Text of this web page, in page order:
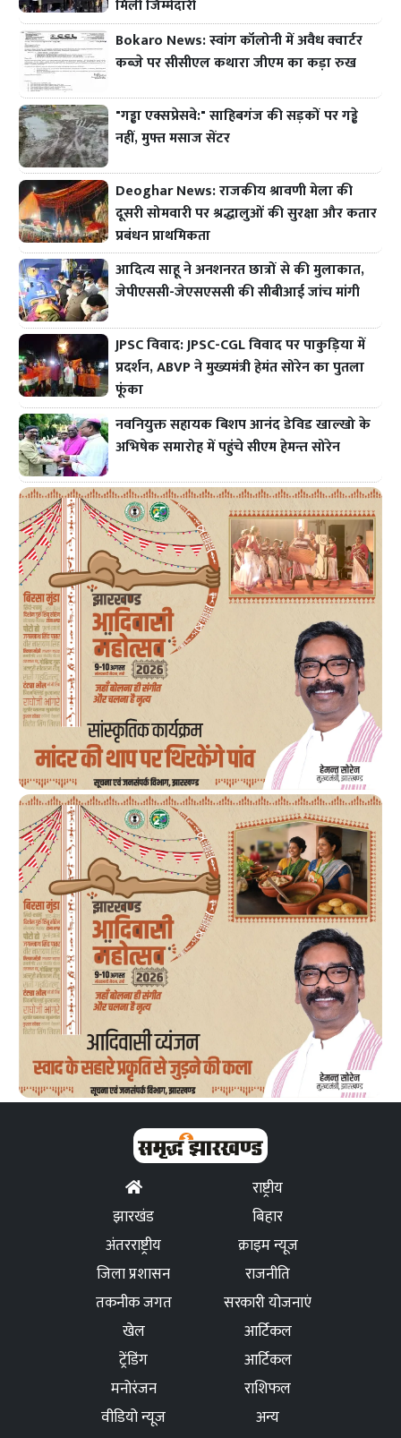
मिली जिम्मेदारी
Bokaro News: स्वांग कॉलोनी में अवैध क्वार्टर
कब्जे पर सीसीएल कथारा जीएम का कड़ा रुख
"गड्ढा एक्सप्रेसवे:" साहिबगंज की सड़कों पर गड्ढे
नहीं, मुफ्त मसाज सेंटर
Deoghar News: राजकीय श्रावणी मेला की
दूसरी सोमवारी पर श्रद्धालुओं की सुरक्षा और कतार
प्रबंधन प्राथमिकता
आदित्य साहू ने अनशनरत छात्रों से की मुलाकात,
जेपीएससी-जेएसएससी की सीबीआई जांच मांगी
JPSC विवाद: JPSC-CGL विवाद पर पाकुड़िया में
प्रदर्शन, ABVP ने मुख्यमंत्री हेमंत सोरेन का पुतला
फूंका
नवनियुक्त सहायक बिशप आनंद डेविड खाल्खो के
अभिषेक समारोह में पहुंचे सीएम हेमन्त सोरेन
राष्ट्रीय
झारखंड
बिहार
अंतरराष्ट्रीय
क्राइम न्यूज
जिला प्रशासन
राजनीति
तकनीक जगत
सरकारी योजनाएं
खेल
आर्टिकल
ट्रेंडिंग
आर्टिकल
मनोरंजन
राशिफल
वीडियो न्यूज
अन्य